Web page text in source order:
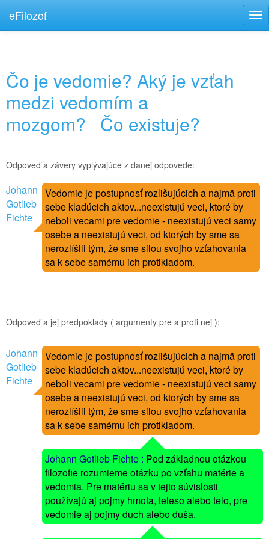
eFilozof
Čo je vedomie? Aký je vzťah
medzi vedomím a
mozgom?
Čo existuje?
Odpoveď a závery vyplývajúce z danej odpovede:
Johann
Gotlieb
Fichte
Vedomie je postupnosť rozlišujúcich a najmä proti
sebe kladúcich aktov...neexistujú veci, ktoré by
neboli vecami pre vedomie - neexistujú veci samy
osebe a neexistujú veci, od ktorých by sme sa
nerozlíšili tým, že sme silou svojho vzťahovania
sa k sebe samému ich protikladom.
Odpoveď a jej predpoklady ( argumenty pre a proti nej ):
Johann
Gotlieb
Fichte
Vedomie je postupnosť rozlišujúcich a najmä proti
sebe kladúcich aktov...neexistujú veci, ktoré by
neboli vecami pre vedomie - neexistujú veci samy
osebe a neexistujú veci, od ktorých by sme sa
nerozlíšili tým, že sme silou svojho vzťahovania
sa k sebe samému ich protikladom.
Johann Gotlieb Fichte : Pod základnou otázkou
filozofie rozumieme otázku po vzťahu matérie a
vedomia. Pre matériu sa v tejto súvislosti
používajú aj pojmy hmota, teleso alebo telo, pre
vedomie aj pojmy duch alebo duša.